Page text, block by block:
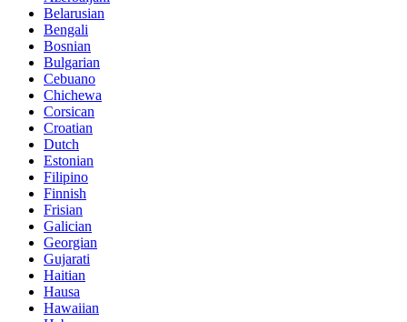
Belarusian
Bengali
Bosnian
Bulgarian
Cebuano
Chichewa
Corsican
Croatian
Dutch
Estonian
Filipino
Finnish
Frisian
Galician
Georgian
Gujarati
Haitian
Hausa
Hawaiian